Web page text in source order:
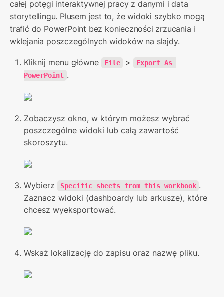
całej potęgi interaktywnej pracy z danymi i data
storytellingu. Plusem jest to, że widoki szybko mogą
trafić do PowerPoint bez konieczności zrzucania i
wklejania poszczególnych widoków na slajdy.
Kliknij menu główne File >
Export As
PowerPoint .
Zobaczysz okno, w którym możesz wybrać
poszczególne widoki lub całą zawartość
skoroszytu.
Wybierz Specific sheets from this workbook .
Zaznacz widoki (dashboardy lub arkusze), które
chcesz wyeksportować.
Wskaż lokalizację do zapisu oraz nazwę pliku.